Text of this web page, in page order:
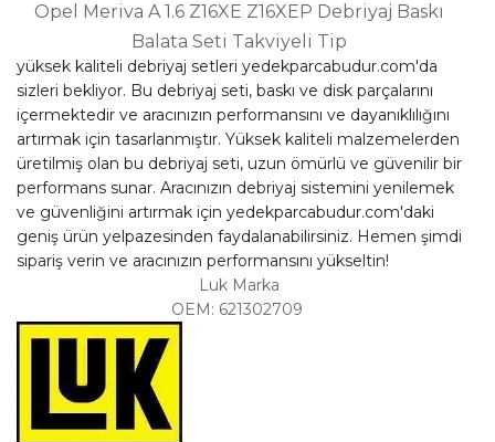
Opel Meriva A 1.6 Z16XE Z16XEP Debriyaj Baskı
Balata Seti Takviyeli Tip
yüksek kaliteli debriyaj setleri yedekparcabudur.com'da
sizleri bekliyor. Bu debriyaj seti, baskı ve disk parçalarını
içermektedir ve aracınızın performansını ve dayanıklılığını
artırmak için tasarlanmıştır. Yüksek kaliteli malzemelerden
üretilmiş olan bu debriyaj seti, uzun ömürlü ve güvenilir bir
performans sunar. Aracınızın debriyaj sistemini yenilemek
ve güvenliğini artırmak için yedekparcabudur.com'daki
geniş ürün yelpazesinden faydalanabilirsiniz. Hemen şimdi
sipariş verin ve aracınızın performansını yükseltin!
Luk Marka
OEM: 621302709